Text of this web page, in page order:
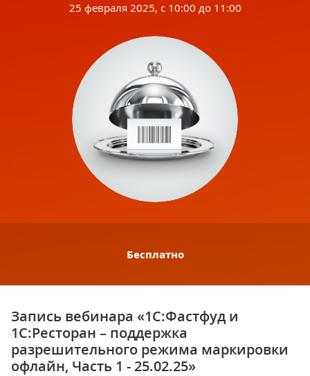
25 февраля 2025, с 10:00 до 11:00
Бесплатно
Запись вебинара «1С:Фастфуд и
1С:Ресторан – поддержка
разрешительного режима маркировки
офлайн, Часть 1 - 25.02.25»